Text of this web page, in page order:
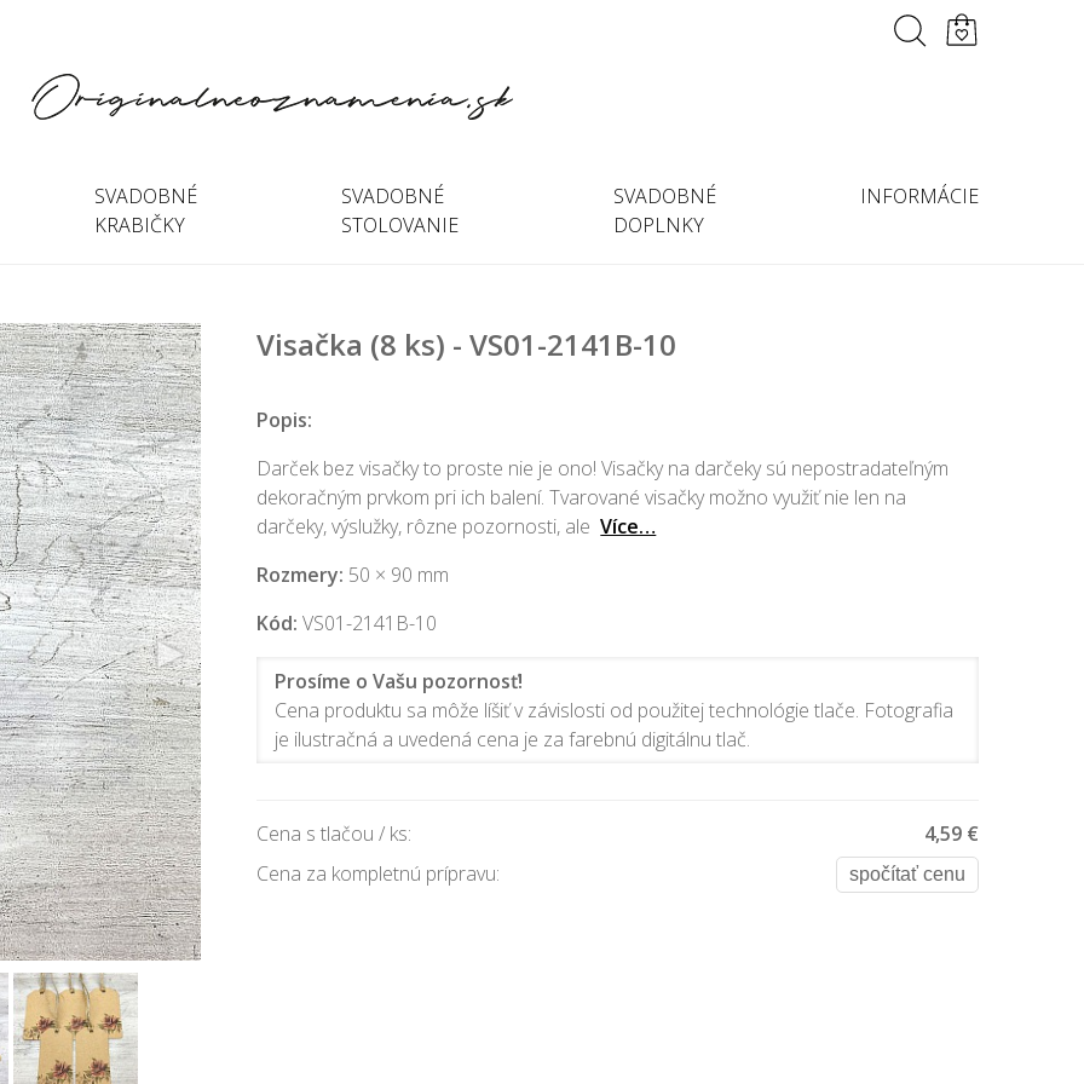
SVADOBNÉ
KRABIČKY
SVADOBNÉ
STOLOVANIE
SVADOBNÉ
DOPLNKY
INFORMÁCIE
Visačka (8 ks) - VS01-2141B-10
Popis:
Darček bez visačky to proste nie je ono! Visačky na darčeky sú nepostradateľným
dekoračným prvkom pri ich balení. Tvarované visačky možno využiť nie len na
darčeky, výslužky, rôzne pozornosti, ale Více…
Rozmery: 50 × 90 mm
Kód: VS01-2141B-10
Prosíme o Vašu pozornosť!
Cena produktu sa môže líšiť v závislosti od použitej technológie tlače. Fotografia
je ilustračná a uvedená cena je za farebnú digitálnu tlač.
Cena s tlačou / ks:
4,59 €
Cena za kompletnú prípravu:
spočítať cenu